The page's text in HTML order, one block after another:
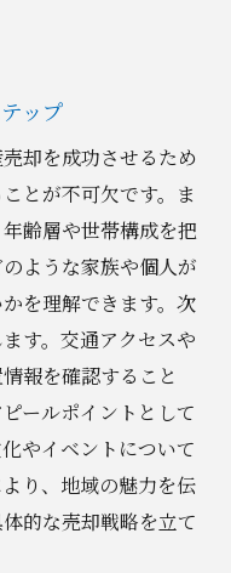
の流れと注意点
手続き
ル回避法
た対応策
却戦略群馬県桐生
方法
設定
ップ
却を成功させるため
とが不可欠です。ま
齢層や世帯構成を把
ような家族や個人が
を理解できます。次
す。交通アクセスや
報を確認すること
ールポイントとして
やイベントについて
り、地域の魅力を伝
的な売却戦略を立て